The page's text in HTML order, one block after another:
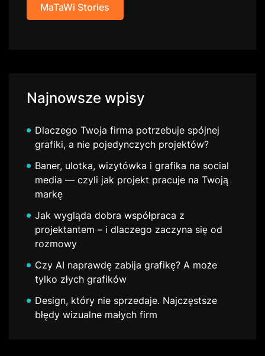
MaTaWi Stories
Najnowsze wpisy
Dlaczego Twoja firma potrzebuje spójnej
grafiki, a nie pojedynczych projektów?
Baner, ulotka, wizytówka i grafika na social
media — czyli jak projekt pracuje na Twoją
markę
Jak wygląda dobra współpraca z
projektantem – i dlaczego zaczyna się od
rozmowy
Czy AI naprawdę zabija grafikę? A może
tylko złych grafików
Design, który nie sprzedaje. Najczęstsze
błędy wizualne małych firm